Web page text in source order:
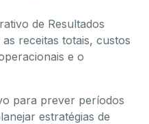
de Resultados
receitas totais, custos
e o
para prever períodos
estratégias de